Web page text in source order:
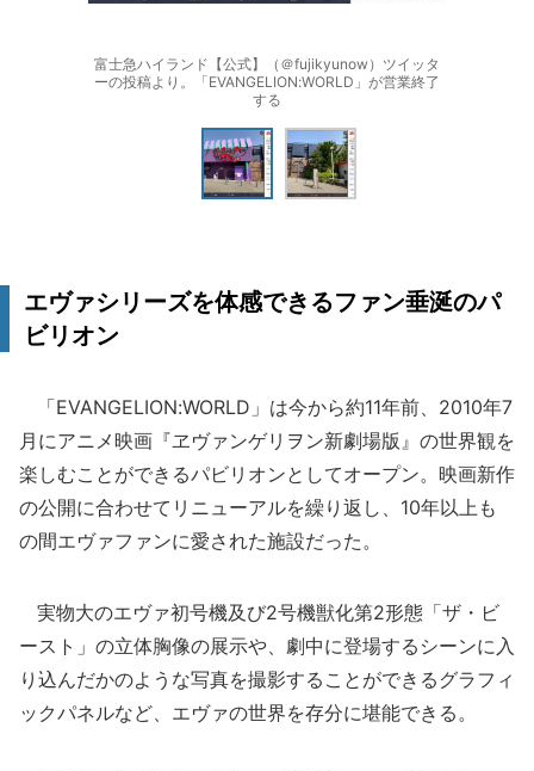
富士急ハイランド【公式】（＠fujikyunow）ツイッタ
ーの投稿より。「EVANGELION:WORLD」が営業終了
する
エヴァシリーズを体感できるファン垂涎のパ
ビリオン
「EVANGELION:WORLD」は今から約11年前、2010年7
月にアニメ映画『ヱヴァンゲリヲン新劇場版』の世界観を
楽しむことができるパビリオンとしてオープン。映画新作
の公開に合わせてリニューアルを繰り返し、10年以上も
の間エヴァファンに愛された施設だった。
実物大のエヴァ初号機及び2号機獣化第2形態「ザ・ビ
ースト」の立体胸像の展示や、劇中に登場するシーンに入
り込んだかのような写真を撮影することができるグラフィ
ックパネルなど、エヴァの世界を存分に堪能できる。